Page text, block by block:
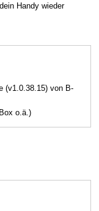
Handy wieder
(v1.0.38.15) von B-
o.ä.)